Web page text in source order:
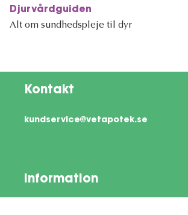
Djurvårdguiden
Alt om sundhedspleje til dyr
Kontakt
kundservice@vetapotek.se
Information